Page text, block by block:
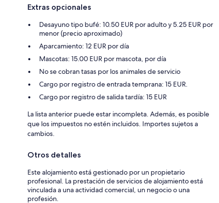
Extras opcionales
Desayuno tipo bufé: 10.50 EUR por adulto y 5.25 EUR por
menor (precio aproximado)
Aparcamiento: 12 EUR por día
Mascotas: 15.00 EUR por mascota, por día
No se cobran tasas por los animales de servicio
Cargo por registro de entrada temprana: 15 EUR.
Cargo por registro de salida tardía: 15 EUR
La lista anterior puede estar incompleta. Además, es posible
que los impuestos no estén incluidos. Importes sujetos a
cambios.
Otros detalles
Este alojamiento está gestionado por un propietario
profesional. La prestación de servicios de alojamiento está
vinculada a una actividad comercial, un negocio o una
profesión.